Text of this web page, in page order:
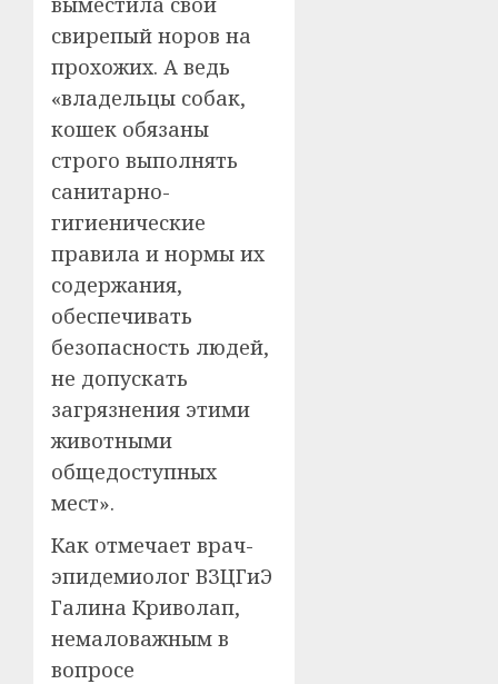
свирепый норов на
прохожих. А ведь
«владельцы собак,
кошек обязаны
строго выполнять
санитарно-
гигиенические
правила и нормы их
содержания,
обеспечивать
безопасность людей,
не допускать
загрязнения этими
животными
общедоступных
мест».
Как отмечает врач-
эпидемиолог ВЗЦГиЭ
Галина Криволап,
немаловажным в
вопросе